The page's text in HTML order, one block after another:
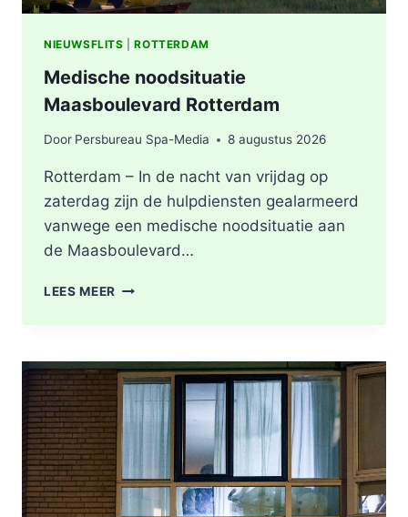
NIEUWSFLITS |ROTTERDAM
Medische noodsituatie
Maasboulevard Rotterdam
Door Persbureau Spa-Media 8 augustus 2026
Rotterdam – In de nacht van vrijdag op
zaterdag zijn de hulpdiensten gealarmeerd
vanwege een medische noodsituatie aan
de Maasboulevard…
LEES MEER MEDISCHE